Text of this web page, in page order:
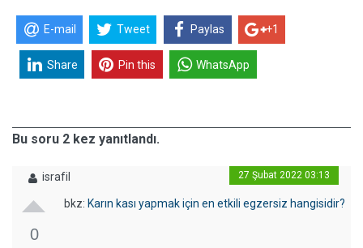
E-mail Tweet Paylas +1
Share Pin this WhatsApp
Bu soru 2 kez yanıtlandı.
israfil 27 Şubat 2022 03:13
0
bkz: Karın kası yapmak için en etkili egzersiz hangisidir?